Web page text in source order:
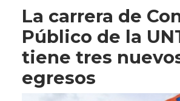
La carrera de
Público de la
tiene tres
egresos